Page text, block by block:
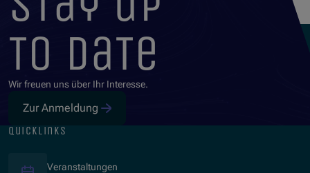
to date
Wir freuen uns über Ihr Interesse.
Zur Anmeldung
quicklinks
Veranstaltungen